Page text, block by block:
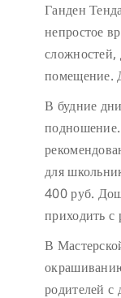
Ганден
непростое
сложностей,
помещение.
В будние
подношение.
для
400 руб.
приходить с
В
родителей с